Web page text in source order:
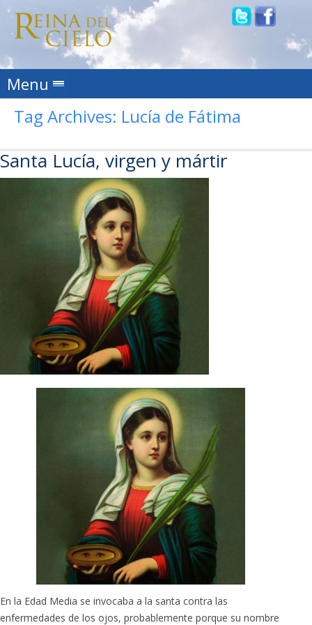
Menu Skip to content
Tag Archives: Lucía de Fátima
Santa Lucía, virgen y mártir
En la Edad Media se invocaba a la santa contra las
enfermedades de los ojos, probablemente porque su nombre